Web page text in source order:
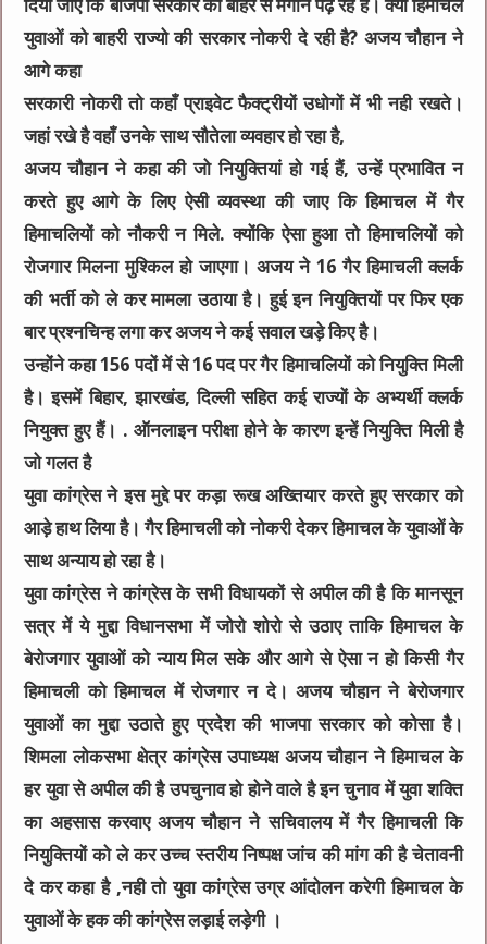
दिया जाए कि बीजेपी सरकार को बाहर से मंगाने पढ़ रहे है। क्या हिमाचल
युवाओं को बाहरी राज्यो की सरकार नोकरी दे रही है? अजय चौहान ने
आगे कहा
सरकारी नोकरी तो कहाँ प्राइवेट फैक्ट्रीयों उधोगों में भी नही रखते।
जहां रखे है वहाँ उनके साथ सौतेला व्यवहार हो रहा है,
अजय चौहान ने कहा की जो नियुक्तियां हो गई हैं, उन्हें प्रभावित न
करते हुए आगे के लिए ऐसी व्यवस्था की जाए कि हिमाचल में गैर
हिमाचलियों को नौकरी न मिले. क्योंकि ऐसा हुआ तो हिमाचलियों को
रोजगार मिलना मुश्किल हो जाएगा। अजय ने 16 गैर हिमाचली क्लर्क
की भर्ती को ले कर मामला उठाया है। हुई इन नियुक्तियों पर फिर एक
बार प्रश्नचिन्ह लगा कर अजय ने कई सवाल खड़े किए है।
उन्होंने कहा 156 पदों में से 16 पद पर गैर हिमाचलियों को नियुक्ति मिली
है। इसमें बिहार, झारखंड, दिल्ली सहित कई राज्यों के अभ्यर्थी क्लर्क
नियुक्त हुए हैं। . ऑनलाइन परीक्षा होने के कारण इन्हें नियुक्ति मिली है
जो गलत है
युवा कांग्रेस ने इस मुद्दे पर कड़ा रूख अख्तियार करते हुए सरकार को
आड़े हाथ लिया है। गैर हिमाचली को नोकरी देकर हिमाचल के युवाओं के
साथ अन्याय हो रहा है।
युवा कांग्रेस ने कांग्रेस के सभी विधायकों से अपील की है कि मानसून
सत्र में ये मुद्दा विधानसभा में जोरो शोरो से उठाए ताकि हिमाचल के
बेरोजगार युवाओं को न्याय मिल सके और आगे से ऐसा न हो किसी गैर
हिमाचली को हिमाचल में रोजगार न दे। अजय चौहान ने बेरोजगार
युवाओं का मुद्दा उठाते हुए प्रदेश की भाजपा सरकार को कोसा है।
शिमला लोकसभा क्षेत्र कांग्रेस उपाध्यक्ष अजय चौहान ने हिमाचल के
हर युवा से अपील की है उपचुनाव हो होने वाले है इन चुनाव में युवा शक्ति
का अहसास करवाए अजय चौहान ने सचिवालय में गैर हिमाचली कि
नियुक्तियों को ले कर उच्च स्तरीय निष्पक्ष जांच की मांग की है चेतावनी
दे कर कहा है ,नही तो युवा कांग्रेस उग्र आंदोलन करेगी हिमाचल के
युवाओं के हक की कांग्रेस लड़ाई लड़ेगी ।